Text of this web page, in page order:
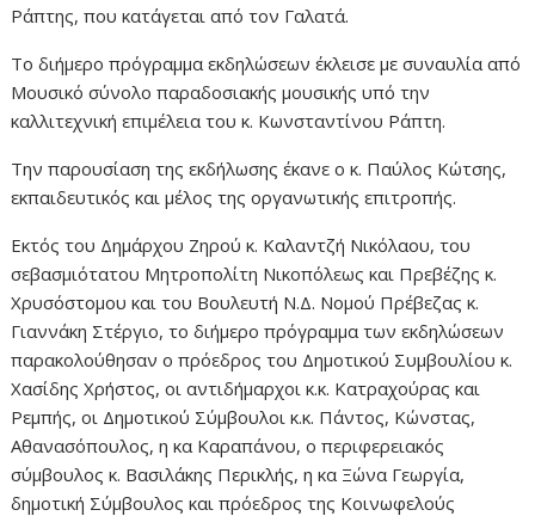
Ράπτης, που κατάγεται από τον Γαλατά.
Το διήμερο πρόγραμμα εκδηλώσεων έκλεισε με συναυλία από
Μουσικό σύνολο παραδοσιακής μουσικής υπό την
καλλιτεχνική επιμέλεια του κ. Κωνσταντίνου Ράπτη.
Την παρουσίαση της εκδήλωσης έκανε ο κ. Παύλος Κώτσης,
εκπαιδευτικός και μέλος της οργανωτικής επιτροπής.
Εκτός του Δημάρχου Ζηρού κ. Καλαντζή Νικόλαου, του
σεβασμιότατου Μητροπολίτη Νικοπόλεως και Πρεβέζης κ.
Χρυσόστομου και του Βουλευτή Ν.Δ. Νομού Πρέβεζας κ.
Γιαννάκη Στέργιο, το διήμερο πρόγραμμα των εκδηλώσεων
παρακολούθησαν ο πρόεδρος του Δημοτικού Συμβουλίου κ.
Χασίδης Χρήστος, οι αντιδήμαρχοι κ.κ. Κατραχούρας και
Ρεμπής, οι Δημοτικού Σύμβουλοι κ.κ. Πάντος, Κώνστας,
Αθανασόπουλος, η κα Καραπάνου, ο περιφερειακός
σύμβουλος κ. Βασιλάκης Περικλής, η κα Ξώνα Γεωργία,
δημοτική Σύμβουλος και πρόεδρος της Κοινωφελούς